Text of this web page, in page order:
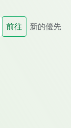
前往 新的優先